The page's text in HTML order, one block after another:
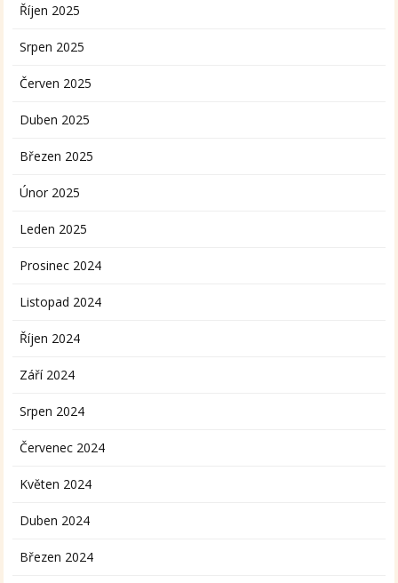
Říjen 2025
Srpen 2025
Červen 2025
Duben 2025
Březen 2025
Únor 2025
Leden 2025
Prosinec 2024
Listopad 2024
Říjen 2024
Září 2024
Srpen 2024
Červenec 2024
Květen 2024
Duben 2024
Březen 2024